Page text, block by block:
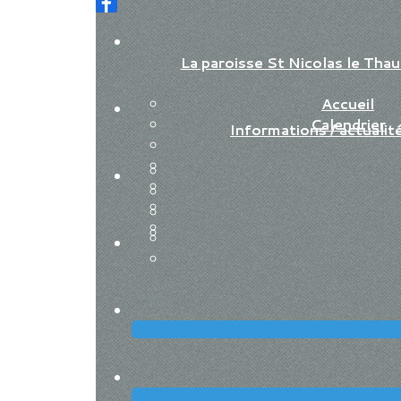
La paroisse St Nicolas le
Accueil
Calendrier
Informations /